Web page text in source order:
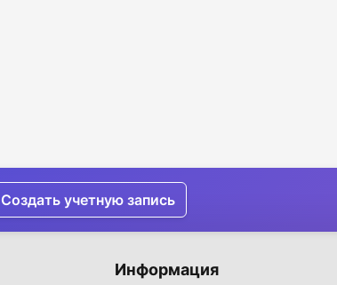
Создать учетную запись
Информация